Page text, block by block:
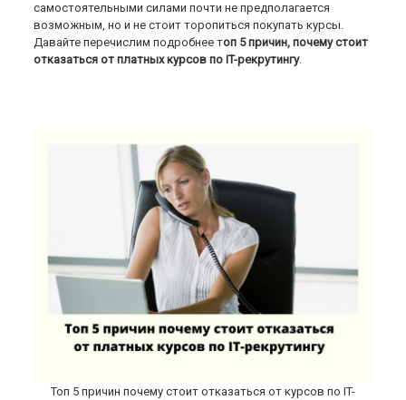
самостоятельными силами почти не предполагается
возможным, но и не стоит торопиться покупать курсы.
Давайте перечислим подробнее топ 5 причин, почему стоит
отказаться от платных курсов по IT-рекрутингу.
Топ 5 причин почему стоит отказаться от курсов по IT-